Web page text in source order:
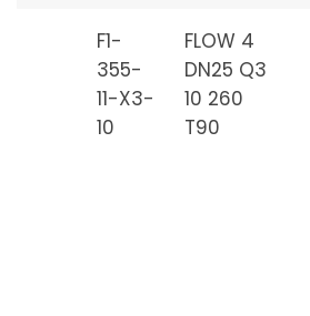
F1-
355-
11-X3-
10
FLOW 4
DN25 Q3
10 260
T90